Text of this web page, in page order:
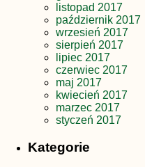
listopad 2017
październik 2017
wrzesień 2017
sierpień 2017
lipiec 2017
czerwiec 2017
maj 2017
kwiecień 2017
marzec 2017
styczeń 2017
Kategorie